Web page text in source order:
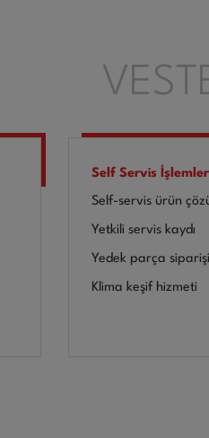
Self Servis
Self-servis ürün
Yetkili servis kaydı
Yedek parça siparişi
Klima keşif hizmeti